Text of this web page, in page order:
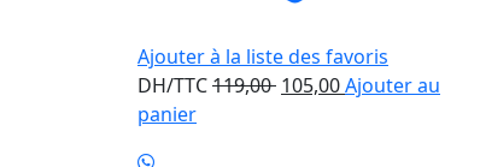
Ajouter à la liste des favoris
DH/TTC119,00 Le
105,00Le
Ajouter au
panier